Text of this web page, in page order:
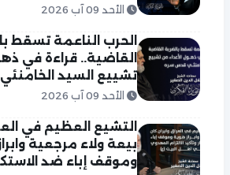
الأحد 09 آب 2026
الحرب الناعمة تسقط
القاضية.. قراءة في
تشييع السيد
الأحد 09 آب 2026
التشيع العظيم في
بيعة ولاء مرجعية
وموقف إباء ضد